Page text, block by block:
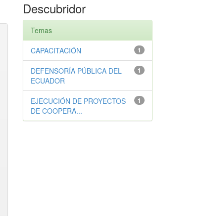
Descubridor
Temas
1
CAPACITACIÓN
1
DEFENSORÍA PÚBLICA DEL
ECUADOR
1
EJECUCIÓN DE PROYECTOS
DE COOPERA...